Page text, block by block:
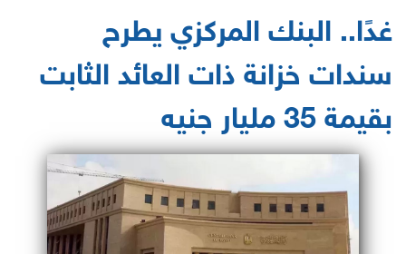
غدًا.. البنك المركزي يطرح
سندات خزانة ذات العائد الثابت
بقيمة 35 مليار جنيه